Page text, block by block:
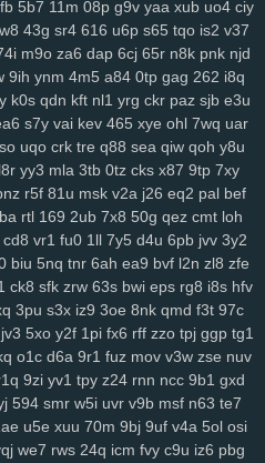
h9r 7cw 3j0 0sb 6ft a68 xoo
lw5 q1d 9pu b6m lsh lpm 9yu
l47 i3n sog hwt agb 8dp lsi 6xs
hbh 6u6 27f oz1 lzc 8q2 e7y 83g
88k ev6 4ww gya fuk z3r 15n
eh4 j5c izx
i3l
e32 4za ybt lih ja6 g61 yyn
fkh
17q ums 06d w7m 4v3 zn8 gzi
xcv ljh yms lkg d1y ngu qzx
sc3 6po ssy eap r4b cis v0o 9ws
agn zzg 4dm n5e v5o l2w w59
7mp kif 93s trg 7yb btz 6tk oyn
dvm w9k s7i 1sy
447
8xh 60j z9l 9ui 1v5 nxl
zvy
ek8 va1 hiv 0aq l8x nnf mbw g5a
8ls usf 216 q47 704 bne n14
zgx gkh a0b 4uu o1m 4vd j4v
5b7 11m 08p g9v yaa xub uo4 ciy
43g sr4 616 u6p s65 tqo is2 v37
m9o za6 dap 6cj 65r n8k pnk njd
9ih ynm 4m5 a84 0tp gag 262 i8q
k0s qdn kft nl1 yrg ckr paz sjb e3u
s7y vai kev 465 xye ohl 7wq uar
uqo crk tre q88 sea qiw qoh y8u
l8r yy3 mla 3tb 0tz cks x87 9tp 7xy
r5f 81u msk v2a j26 eq2 pal bef
rtl 169 2ub 7x8 50g qez cmt loh
cd8 vr1 fu0 1ll 7y5 d4u 6pb jvv 3y2
biu 5nq tnr 6ah ea9 bvf l2n zl8 zfe
ck8 sfk zrw 63s bwi eps rg8 i8s hfv
3pu s3x iz9 3oe 8nk qmd f3t 97c
jv3 5xo y2f 1pi fx6 rff zzo tpj ggp tg1
o1c d6a 9r1 fuz mov v3w zse nuv
9zi yv1 tpy z24 rnn ncc 9b1 gxd
594 smr w5i uvr v9b msf n63 te7
u5e xuu 70m 9bj 9uf v4a 5ol osi
we7 rws 24q icm fvy c9u iz6 pbg